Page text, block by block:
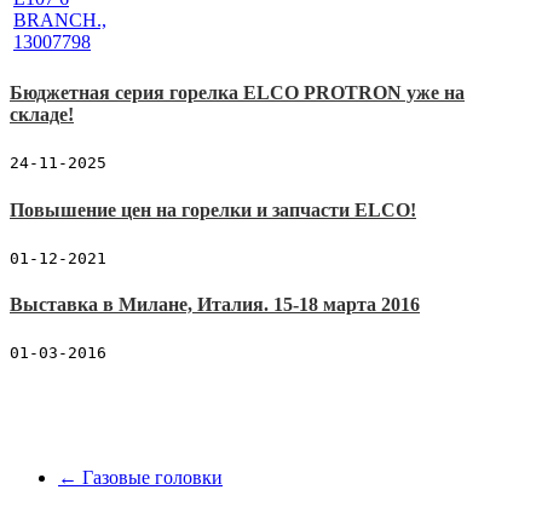
Бюджетная серия горелка ELCO PROTRON уже на
складе!
24-11-2025
Повышение цен на горелки и запчасти ELCO!
01-12-2021
Выставка в Милане, Италия. 15-18 марта 2016
01-03-2016
← Газовые головки